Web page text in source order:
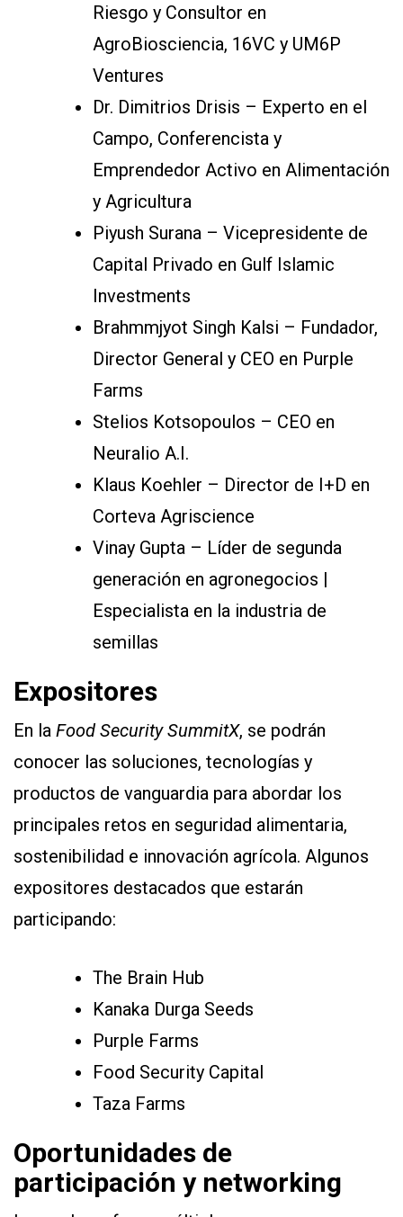
Riesgo y Consultor en
AgroBiosciencia, 16VC y UM6P
Ventures
Dr. Dimitrios Drisis – Experto en el
Campo, Conferencista y
Emprendedor Activo en Alimentación
y Agricultura
Piyush Surana – Vicepresidente de
Capital Privado en Gulf Islamic
Investments
Brahmmjyot Singh Kalsi – Fundador,
Director General y CEO en Purple
Farms
Stelios Kotsopoulos – CEO en
Neuralio A.I.
Klaus Koehler – Director de I+D en
Corteva Agriscience
Vinay Gupta – Líder de segunda
generación en agronegocios |
Especialista en la industria de
semillas
Expositores
En la Food Security SummitX, se podrán
conocer las soluciones, tecnologías y
productos de vanguardia para abordar los
principales retos en seguridad alimentaria,
sostenibilidad e innovación agrícola. Algunos
expositores destacados que estarán
participando:
The Brain Hub
Kanaka Durga Seeds
Purple Farms
Food Security Capital
Taza Farms
Oportunidades de
participación y networking